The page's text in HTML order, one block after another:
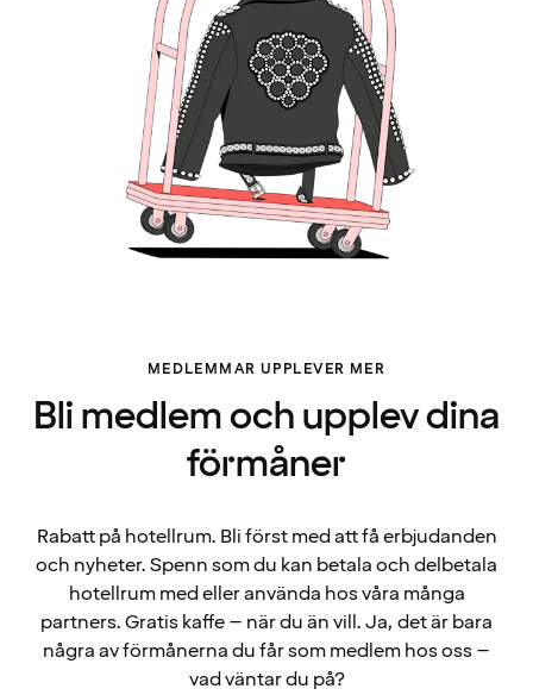
MEDLEMMAR UPPLEVER MER
Bli medlem och upplev dina
förmåner
Rabatt på hotellrum. Bli först med att få erbjudanden
och nyheter. Spenn som du kan betala och delbetala
hotellrum med eller använda hos våra många
partners. Gratis kaffe – när du än vill. Ja, det är bara
några av förmånerna du får som medlem hos oss –
vad väntar du på?